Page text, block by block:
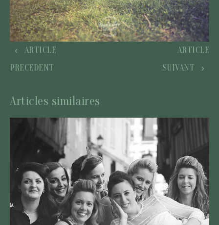
ARTICLE
PRECEDENT
ARTICLE
SUIVANT
Articles similaires